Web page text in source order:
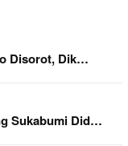
Disorot, Dik…
Sukabumi Did…